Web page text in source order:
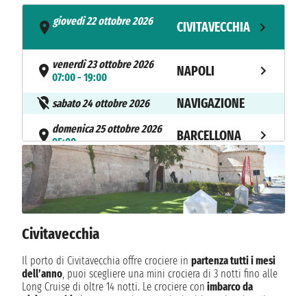
giovedì 22 ottobre 2026
CIVITAVECCHIA
venerdì 23 ottobre 2026
07:00 - 19:00
NAPOLI
sabato 24 ottobre 2026 NAVIGAZIONE
domenica 25 ottobre 2026
05:00
BARCELLONA
Civitavecchia
Il porto di Civitavecchia offre crociere in partenza tutti i mesi
dell’anno, puoi scegliere una mini crociera di 3 notti fino alle
Long Cruise di oltre 14 notti. Le crociere con imbarco da